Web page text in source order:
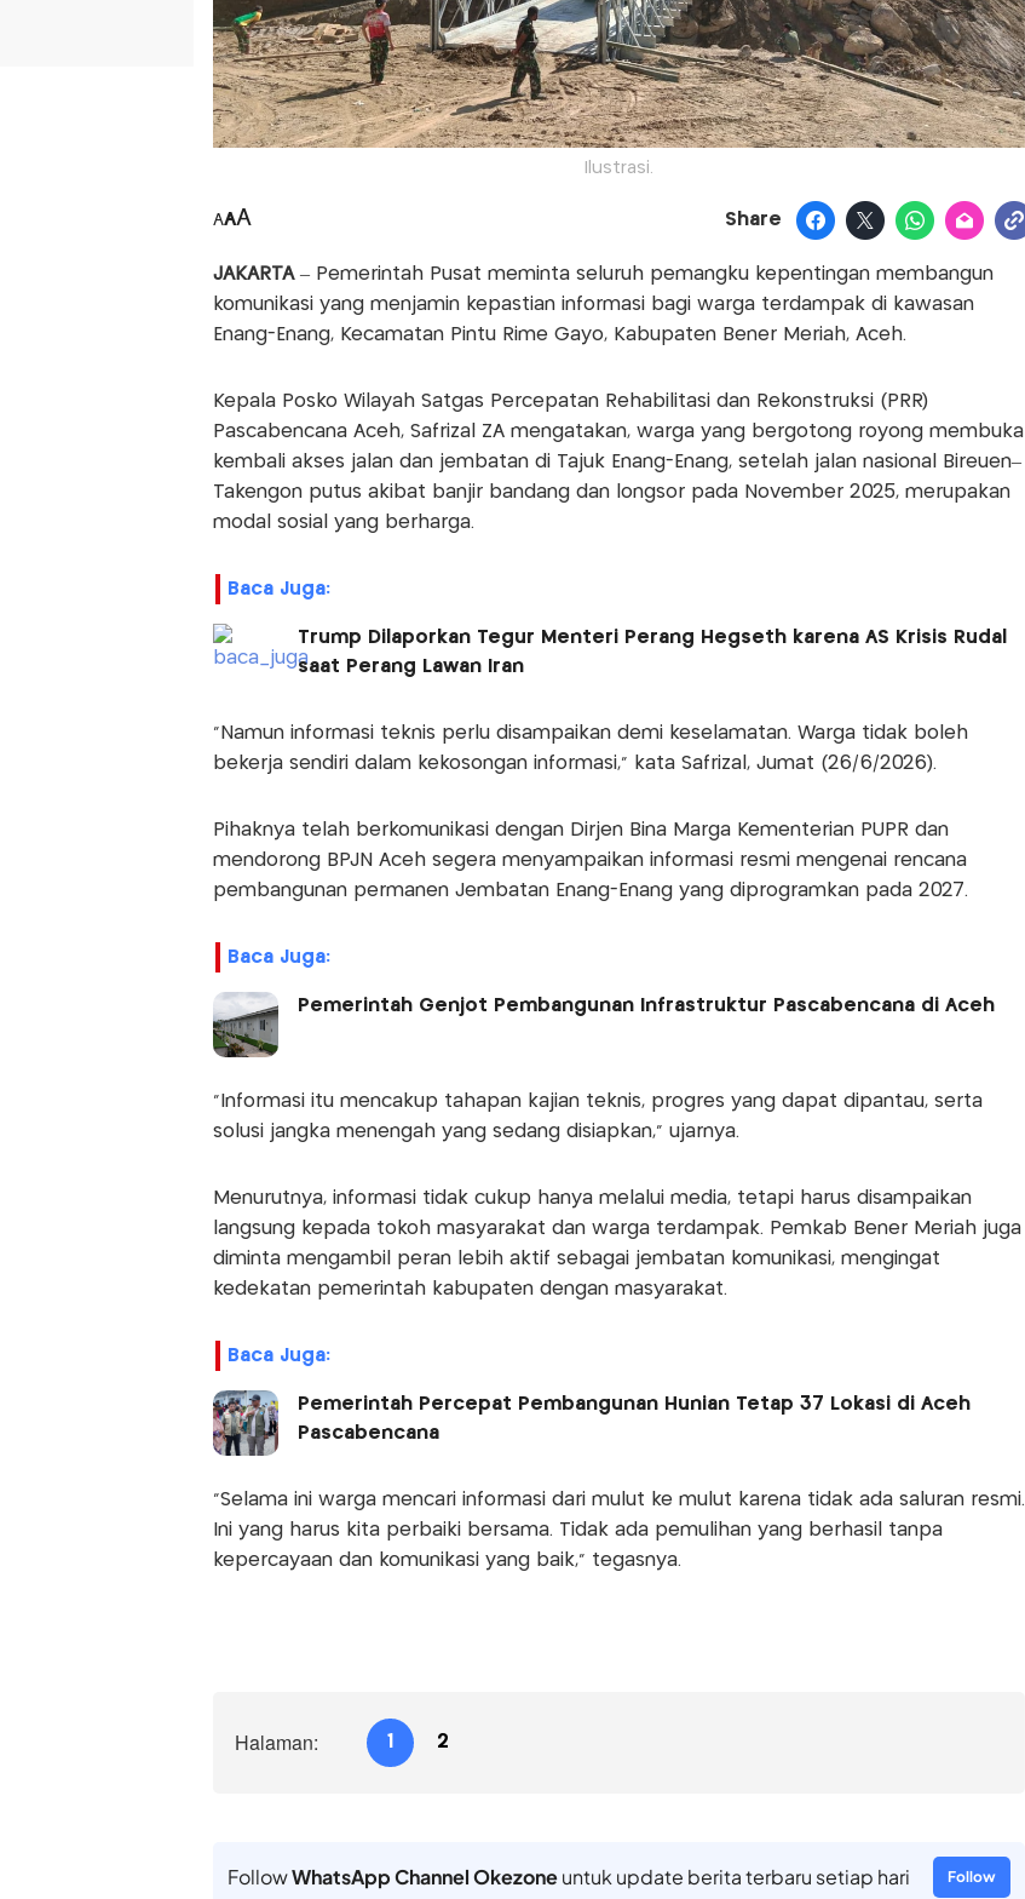
Ilustrasi.
AAA Share
JAKARTA – Pemerintah Pusat meminta seluruh pemangku kepentingan membangun
komunikasi yang menjamin kepastian informasi bagi warga terdampak di kawasan
Enang-Enang, Kecamatan Pintu Rime Gayo, Kabupaten Bener Meriah, Aceh.
Kepala Posko Wilayah Satgas Percepatan Rehabilitasi dan Rekonstruksi (PRR)
Pascabencana Aceh, Safrizal ZA mengatakan, warga yang bergotong royong membuka
kembali akses jalan dan jembatan di Tajuk Enang-Enang, setelah jalan nasional Bireuen–
Takengon putus akibat banjir bandang dan longsor pada November 2025, merupakan
modal sosial yang berharga.
Baca Juga:
Trump Dilaporkan Tegur Menteri Perang Hegseth karena AS Krisis Rudal
saat Perang Lawan Iran
“Namun informasi teknis perlu disampaikan demi keselamatan. Warga tidak boleh
bekerja sendiri dalam kekosongan informasi,” kata Safrizal, Jumat (26/6/2026).
Pihaknya telah berkomunikasi dengan Dirjen Bina Marga Kementerian PUPR dan
mendorong BPJN Aceh segera menyampaikan informasi resmi mengenai rencana
pembangunan permanen Jembatan Enang-Enang yang diprogramkan pada 2027.
Baca Juga:
Pemerintah Genjot Pembangunan Infrastruktur Pascabencana di Aceh
“Informasi itu mencakup tahapan kajian teknis, progres yang dapat dipantau, serta
solusi jangka menengah yang sedang disiapkan,” ujarnya.
Menurutnya, informasi tidak cukup hanya melalui media, tetapi harus disampaikan
langsung kepada tokoh masyarakat dan warga terdampak. Pemkab Bener Meriah juga
diminta mengambil peran lebih aktif sebagai jembatan komunikasi, mengingat
kedekatan pemerintah kabupaten dengan masyarakat.
Baca Juga:
Pemerintah Percepat Pembangunan Hunian Tetap 37 Lokasi di Aceh
Pascabencana
“Selama ini warga mencari informasi dari mulut ke mulut karena tidak ada saluran resmi.
Ini yang harus kita perbaiki bersama. Tidak ada pemulihan yang berhasil tanpa
kepercayaan dan komunikasi yang baik,” tegasnya.
Halaman: 1 2
FollowWhatsApp Channel Okezoneuntuk update berita terbaru setiap hari Follow